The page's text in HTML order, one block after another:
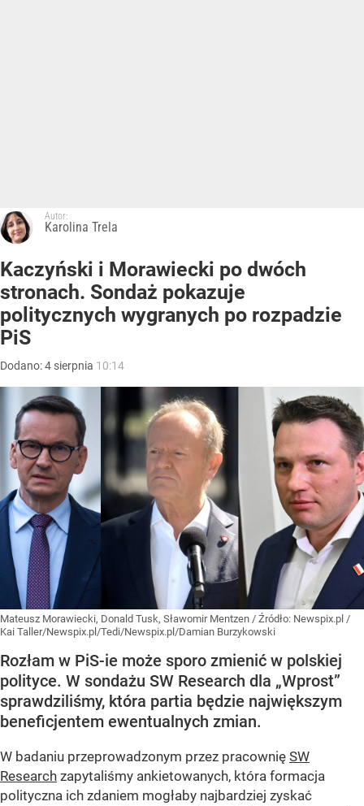
Autor:
Karolina Trela
Kaczyński i Morawiecki po dwóch
stronach. Sondaż pokazuje
politycznych wygranych po rozpadzie
PiS
Dodano:4 sierpnia 10:14
Mateusz Morawiecki, Donald Tusk, Sławomir Mentzen / Źródło: Newspix.pl /
Kai Taller/Newspix.pl/Tedi/Newspix.pl/Damian Burzykowski
Rozłam w PiS-ie może sporo zmienić w polskiej
polityce. W sondażu SW Research dla „Wprost”
sprawdziliśmy, która partia będzie największym
beneficjentem ewentualnych zmian.
W badaniu przeprowadzonym przez pracownię SW
Research zapytaliśmy ankietowanych, która formacja
polityczna ich zdaniem mogłaby najbardziej zyskać